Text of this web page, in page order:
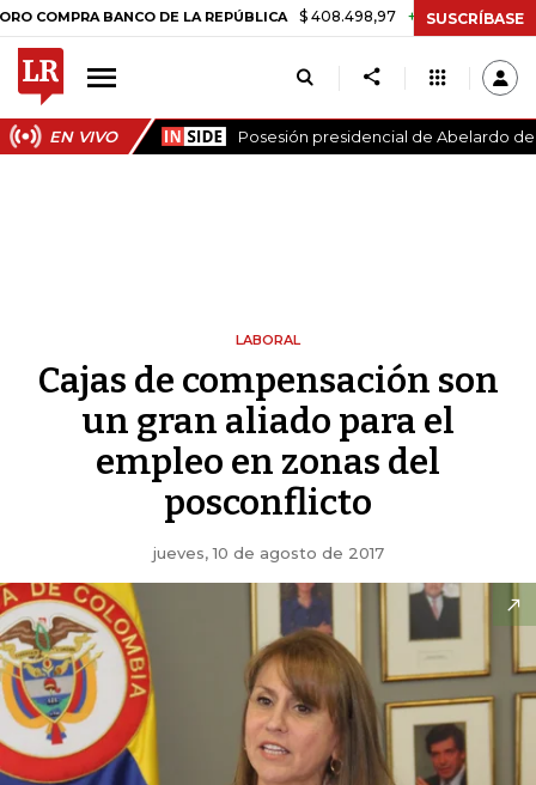
BANCO DE LA REPÚBLICA $ 408.498,97 +$ 8.753,81 +2,19%
SUSCRÍBASE
EN VIVO Posesión presidencial de Abelardo de
LABORAL
Cajas de compensación son
un gran aliado para el
empleo en zonas del
posconflicto
jueves, 10 de agosto de 2017